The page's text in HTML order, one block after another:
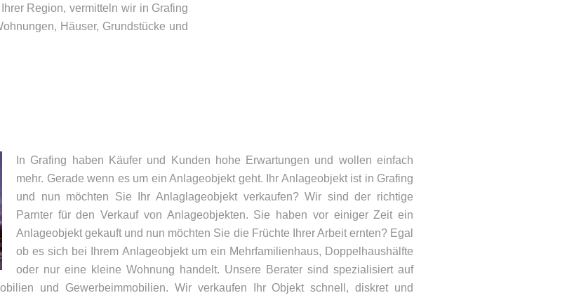
Region, vermitteln wir in Grafing
Häuser, Grundstücke und
In Grafing haben Käufer und Kunden hohe Erwartungen und wollen einfach
mehr. Gerade wenn es um ein Anlageobjekt geht. Ihr Anlageobjekt ist in Grafing
und nun möchten Sie Ihr Anlaglageobjekt verkaufen? Wir sind der richtige
Parnter für den Verkauf von Anlageobjekten. Sie haben vor einiger Zeit ein
Anlageobjekt gekauft und nun möchten Sie die Früchte Ihrer Arbeit ernten? Egal
ob es sich bei Ihrem Anlageobjekt um ein Mehrfamilienhaus, Doppelhaushälfte
oder nur eine kleine Wohnung handelt. Unsere Berater sind spezialisiert auf
und Gewerbeimmobilien. Wir verkaufen Ihr Objekt schnell, diskret und